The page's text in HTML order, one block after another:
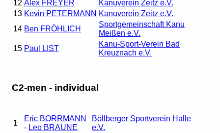
12 Alex FREYER
Kanuverein Zeitz e.V.
13 Kevin PETERMANN Kanuverein Zeitz e.V.
14 Ben FRÖHLICH
Sportgemeinschaft Kanu
Meißen e.V.
15 Paul LIST
Kanu-Sport-Verein Bad
Kreuznach e.V.
C2-men - individual
1
Eric BORRMANN
- Leo BRAUNE
Böllberger Sportverein Halle
e.V.